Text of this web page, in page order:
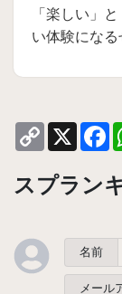
「楽しい」
い体験になる
Copy
Link
X
スプラン
名前
メール